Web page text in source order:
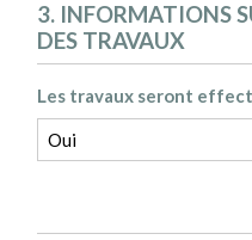
3. INFORMATIONS
DES TRAVAUX
Les travaux seront